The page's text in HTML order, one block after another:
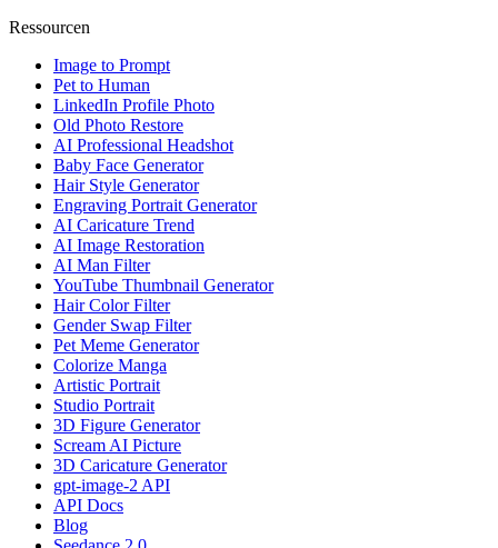
Ressourcen
Image to Prompt
Pet to Human
LinkedIn Profile Photo
Old Photo Restore
AI Professional Headshot
Baby Face Generator
Hair Style Generator
Engraving Portrait Generator
AI Caricature Trend
AI Image Restoration
AI Man Filter
YouTube Thumbnail Generator
Hair Color Filter
Gender Swap Filter
Pet Meme Generator
Colorize Manga
Artistic Portrait
Studio Portrait
3D Figure Generator
Scream AI Picture
3D Caricature Generator
gpt-image-2 API
API Docs
Blog